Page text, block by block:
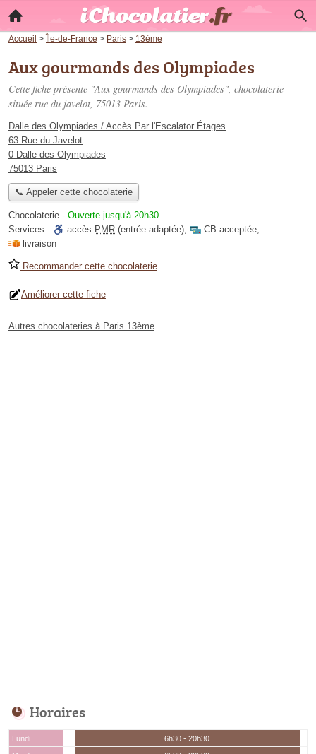
Accueil > Île-de-France > Paris > 13ème
Aux gourmands des Olympiades
Cette fiche présente "Aux gourmands des Olympiades", chocolaterie
située rue du javelot, 75013 Paris.
Dalle des Olympiades / Accès Par l'Escalator Étages
63 Rue du Javelot
0 Dalle des Olympiades
75013 Paris
📞 Appeler cette chocolaterie
Chocolaterie - Ouverte jusqu'à 20h30
Services :
accès PMR (entrée adaptée), CB acceptée,
livraison
Recommander cette chocolaterie
Améliorer cette fiche
Autres chocolateries à Paris 13ème
Horaires
Lundi
6h30 - 20h30